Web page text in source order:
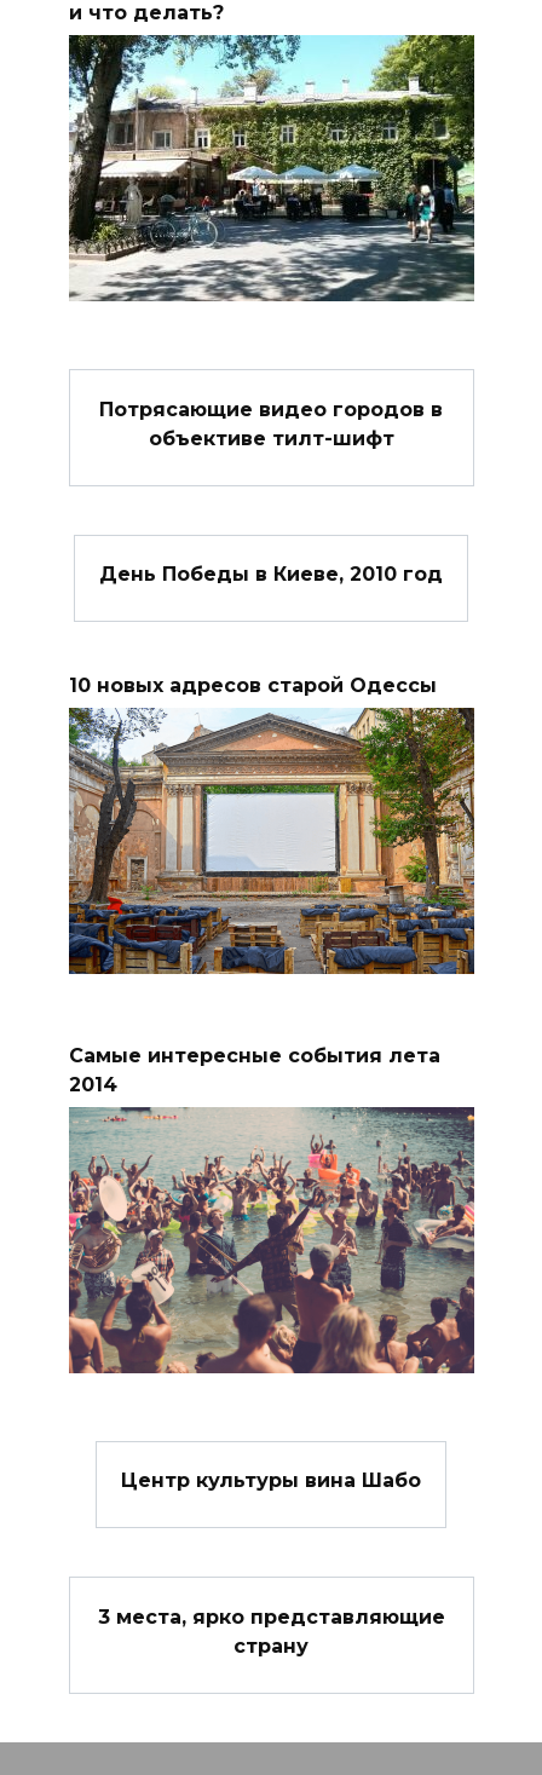
и что делать?
Потрясающие видео городов в
объективе тилт-шифт
День Победы в Киеве, 2010 год
10 новых адресов старой Одессы
Самые интересные события лета
2014
Центр культуры вина Шабо
3 места, ярко представляющие
страну